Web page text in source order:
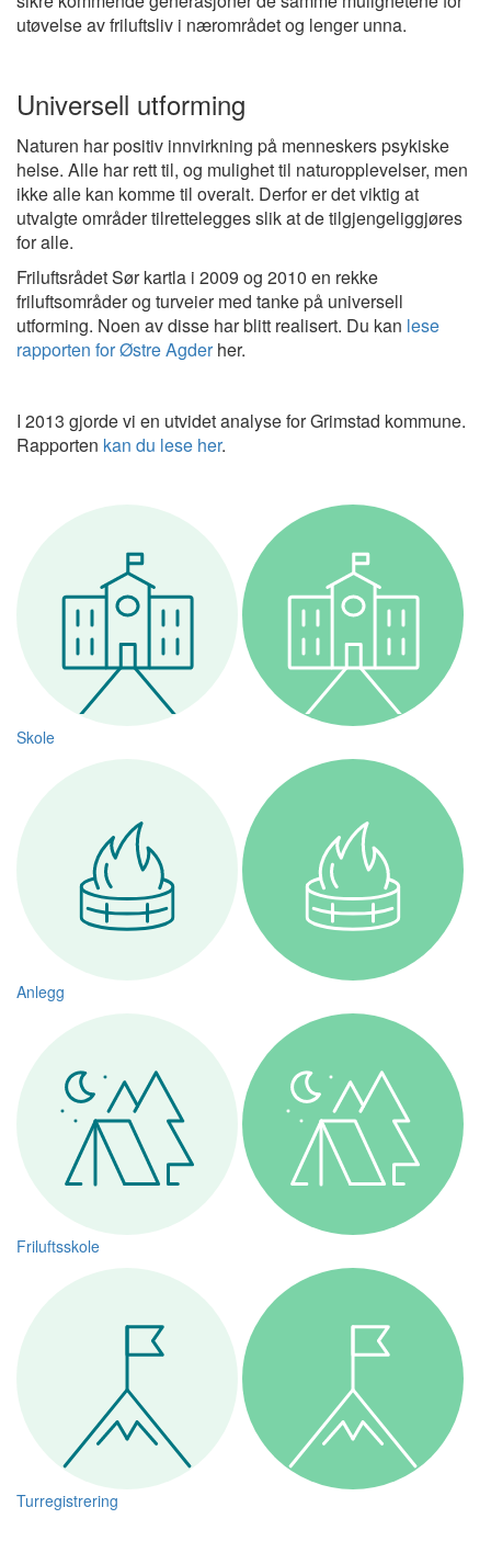
utøvelse av friluftsliv i nærområdet og lenger unna.
Universell utforming
Naturen har positiv innvirkning på menneskers psykiske
helse. Alle har rett til, og mulighet til naturopplevelser, men
ikke alle kan komme til overalt. Derfor er det viktig at
utvalgte områder tilrettelegges slik at de tilgjengeliggjøres
for alle.
Friluftsrådet Sør kartla i 2009 og 2010 en rekke
friluftsområder og turveier med tanke på universell
utforming. Noen av disse har blitt realisert. Du kan lese
rapporten for Østre Agderher.
I 2013 gjorde vi en utvidet analyse for Grimstad kommune.
Rapporten kan du lese her.
Skole
Anlegg
Friluftsskole
Turregistrering